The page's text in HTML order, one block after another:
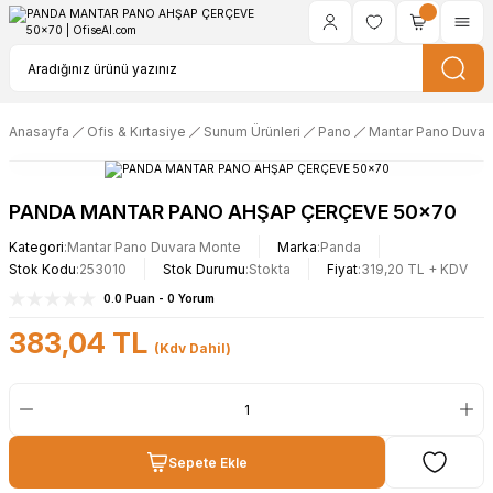
Anasayfa Ofis & Kırtasiye Sunum Ürünleri Pano Mantar Pano
PANDA MANTAR PANO AHŞAP ÇERÇEVE 50x70
Kategori Mantar Pano Duvara Monte Marka Panda
Stok Kodu 253010 Stok Durumu Stokta Fiyat 319,20 TL + KDV
0.0 Puan - 0 Yorum
383,04 TL (Kdv Dahil)
Sepete Ekle